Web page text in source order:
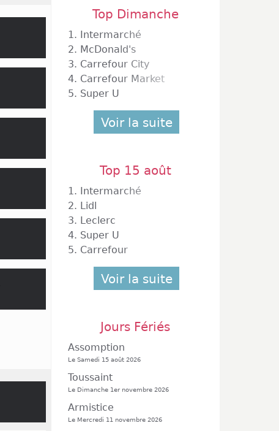
Top Dimanche
1. Intermarché
2. McDonald's
3. Carrefour City
4. Carrefour Market
5. Super U
Voir la suite
Top 15 août
1. Intermarché
2. Lidl
3. Leclerc
4. Super U
5. Carrefour
Voir la suite
Jours Fériés
Assomption
Le Samedi 15 août 2026
Toussaint
Le Dimanche 1er novembre 2026
Armistice
Le Mercredi 11 novembre 2026